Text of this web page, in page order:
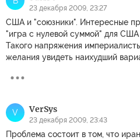
23 декабря 2009, 23:27
США и "союзники". Интересные
"игра с нулевой суммой" для США
Такого напряжения
желания увидеть наихудший
V VerSys
23 декабря 2009, 23:43
Проблема состоит в том, что